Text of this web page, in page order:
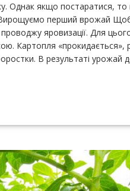
Однак якщо постаратися,
Вирощуємо перший врожай
яровизації. Для
Картопля «прокидається»,
В результаті урожай